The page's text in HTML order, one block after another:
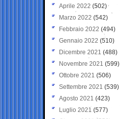
Aprile 2022 (502)
Marzo 2022 (542)
Febbraio 2022 (494)
Gennaio 2022 (510)
Dicembre 2021 (488)
Novembre 2021 (599)
Ottobre 2021 (506)
Settembre 2021 (539)
Agosto 2021 (423)
Luglio 2021 (577)